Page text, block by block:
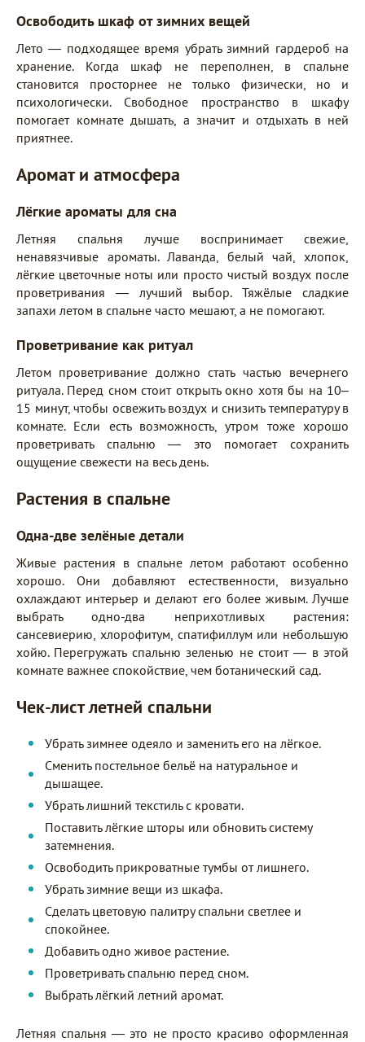
Освободить шкаф от зимних вещей
Лето — подходящее время убрать зимний гардероб на
хранение. Когда шкаф не переполнен, в спальне
становится просторнее не только физически, но и
психологически. Свободное пространство в шкафу
помогает комнате дышать, а значит и отдыхать в ней
приятнее.
Аромат и атмосфера
Лёгкие ароматы для сна
Летняя спальня лучше воспринимает свежие,
ненавязчивые ароматы. Лаванда, белый чай, хлопок,
лёгкие цветочные ноты или просто чистый воздух после
проветривания — лучший выбор. Тяжёлые сладкие
запахи летом в спальне часто мешают, а не помогают.
Проветривание как ритуал
Летом проветривание должно стать частью вечернего
ритуала. Перед сном стоит открыть окно хотя бы на 10–
15 минут, чтобы освежить воздух и снизить температуру в
комнате. Если есть возможность, утром тоже хорошо
проветривать спальню — это помогает сохранить
ощущение свежести на весь день.
Растения в спальне
Одна-две зелёные детали
Живые растения в спальне летом работают особенно
хорошо. Они добавляют естественности, визуально
охлаждают интерьер и делают его более живым. Лучше
выбрать одно-два неприхотливых растения:
сансевиерию, хлорофитум, спатифиллум или небольшую
хойю. Перегружать спальню зеленью не стоит — в этой
комнате важнее спокойствие, чем ботанический сад.
Чек-лист летней спальни
Убрать зимнее одеяло и заменить его на лёгкое.
Сменить постельное бельё на натуральное и
дышащее.
Убрать лишний текстиль с кровати.
Поставить лёгкие шторы или обновить систему
затемнения.
Освободить прикроватные тумбы от лишнего.
Убрать зимние вещи из шкафа.
Сделать цветовую палитру спальни светлее и
спокойнее.
Добавить одно живое растение.
Проветривать спальню перед сном.
Выбрать лёгкий летний аромат.
Летняя спальня — это не просто красиво оформленная